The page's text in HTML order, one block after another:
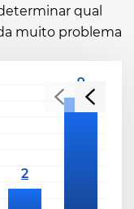
qual
muito problema